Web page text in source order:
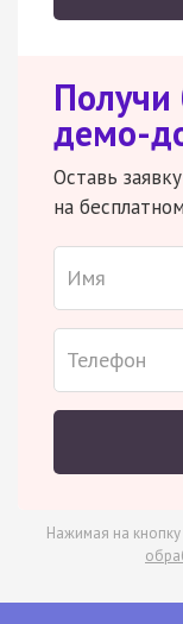
Получи
демо-
Оставь
на
Нажимая на кнопку